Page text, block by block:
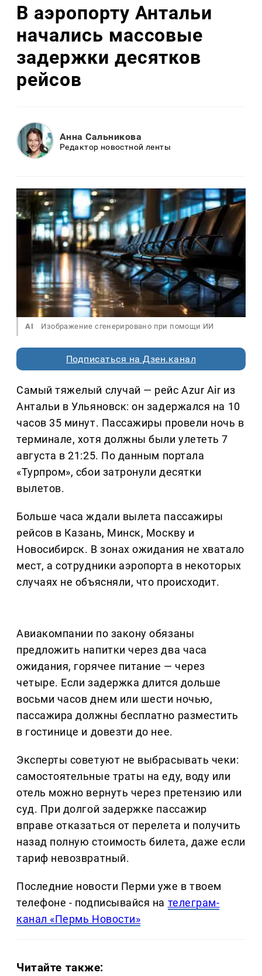
В аэропорту Антальи
начались массовые
задержки десятков
рейсов
Анна Сальникова
Редактор новостной ленты
AI Изображение сгенерировано при помощи ИИ
Подписаться на Дзен.канал
Самый тяжелый случай — рейс Azur Air из
Антальи в Ульяновск: он задержался на 10
часов 35 минут. Пассажиры провели ночь в
терминале, хотя должны были улететь 7
августа в 21:25. По данным портала
«Турпром», сбои затронули десятки
вылетов.
Больше часа ждали вылета пассажиры
рейсов в Казань, Минск, Москву и
Новосибирск. В зонах ожидания не хватало
мест, а сотрудники аэропорта в некоторых
случаях не объясняли, что происходит.
Авиакомпании по закону обязаны
предложить напитки через два часа
ожидания, горячее питание — через
четыре. Если задержка длится дольше
восьми часов днем или шести ночью,
пассажира должны бесплатно разместить
в гостинице и довезти до нее.
Эксперты советуют не выбрасывать чеки:
самостоятельные траты на еду, воду или
отель можно вернуть через претензию или
суд. При долгой задержке пассажир
вправе отказаться от перелета и получить
назад полную стоимость билета, даже если
тариф невозвратный.
Последние новости Перми уже в твоем
телефоне - подписывайся на телеграм-
канал «Пермь Новости»
Читайте также: